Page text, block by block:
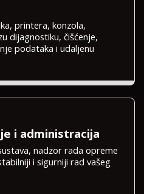
printera, konzola,
dijagnostiku, čišćenje,
podataka i udaljenu
i administracija
nadzor rada opreme
i sigurniji rad vašeg